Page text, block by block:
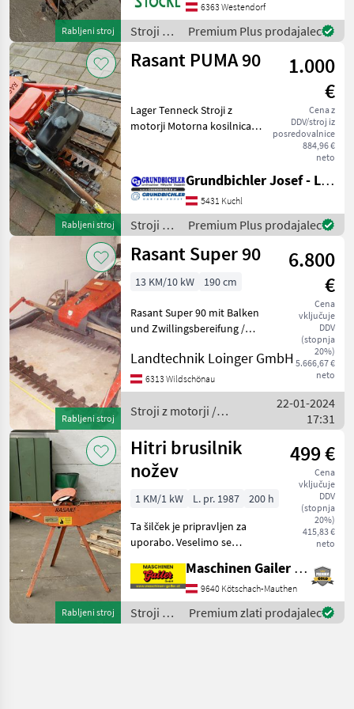
Rabljeni stroj
6363 Westendorf
Stroji z
motorji /
Rasant
Premium Plus prodajalec
Rabljeni stroj
Rasant PUMA 90
1.000
€
Cena z
DDV/stroj iz
posredovalnice
884,96 €
neto
Lager Tenneck Stroji z
motorji Motorna kosilnica/
Grundbichler Josef - Landmaschinen
5431 Kuchl
Stroji z
motorji /
Rasant
Premium Plus prodajalec
Rabljeni stroj
Rasant Super 90
6.800
€
Cena
vključuje
DDV
(stopnja
20%)
5.666,67 €
neto
13 KM/10 kW 190 cm
Rasant Super 90 mit Balken
und Zwillingsbereifung /
Lenkbremsen Stroji z
motorji Motorna kosilnica/
prekopalnik
Landtechnik Loinger GmbH
6313 Wildschönau
Stroji z motorji /
Rasant
22-01-2024
17:31
Rabljeni stroj
Hitri brusilnik
nožev
499 €
Cena
vključuje
DDV
(stopnja
20%)
415,83 €
neto
1 KM/1 kW L. pr. 1987
200 h
Ta šilček je pripravljen za
uporabo. Veselimo se
Stroji z motorji Motorna
kosilnica/ prekopalnik
Maschinen Gailer GmbH
9640 Kötschach-Mauthen
Stroji z
motorji /
Premium zlati prodajalec